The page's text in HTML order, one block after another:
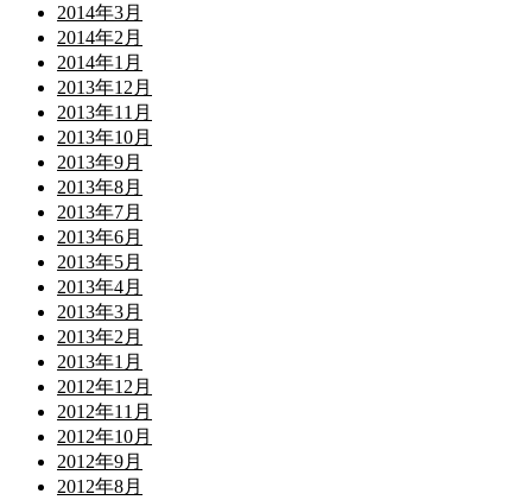
2014年3月
2014年2月
2014年1月
2013年12月
2013年11月
2013年10月
2013年9月
2013年8月
2013年7月
2013年6月
2013年5月
2013年4月
2013年3月
2013年2月
2013年1月
2012年12月
2012年11月
2012年10月
2012年9月
2012年8月